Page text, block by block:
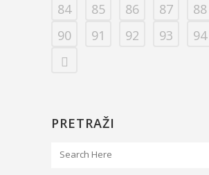
84
85 86 87 88
90
91 92 93 94
PRETRAŽI